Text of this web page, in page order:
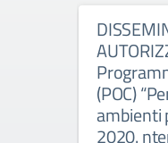
(POC)
ambienti
2020.